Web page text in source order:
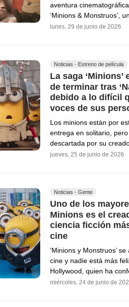
aventura
‘Minions & Monstruos’,
lunes, 29 de junio de 2026
Noticias - Estreno de película
La saga
de terminar tras
debido a lo difícil
voces de sus
Los minions están por
entrega en solitario,
descartada por su
jueves, 25 de junio de 2026
Noticias - Gente
Uno de los
Minions es el
ciencia ficción
cine
‘Minions y Monstruos’
cine y nadie está más
Hollywood, quien ha
miércoles, 24 de junio de